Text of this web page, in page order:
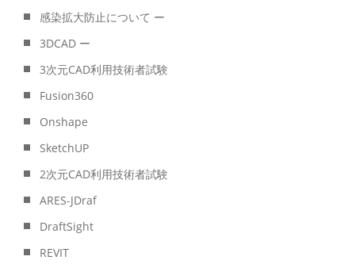
感染拡大防止について ー
3DCAD ー
3次元CAD利用技術者試験
Fusion360
Onshape
SketchUP
2次元CAD利用技術者試験
ARES-JDraf
DraftSight
REVIT